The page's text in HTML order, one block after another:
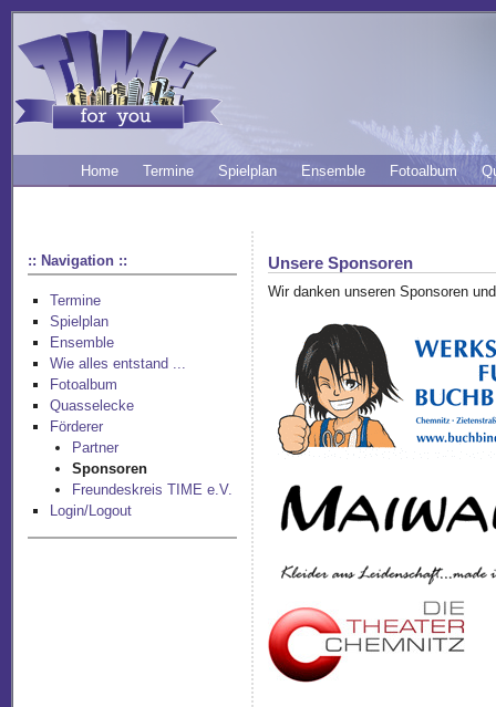
Home Termine Spielplan Ensemble Fotoalbum
:: Navigation ::
Termine
Spielplan
Ensemble
Wie alles entstand ...
Fotoalbum
Quasselecke
Förderer
Partner
Sponsoren
Freundeskreis TIME e.V.
Login/Logout
Unsere Sponsoren
Wir danken unseren Sponsoren